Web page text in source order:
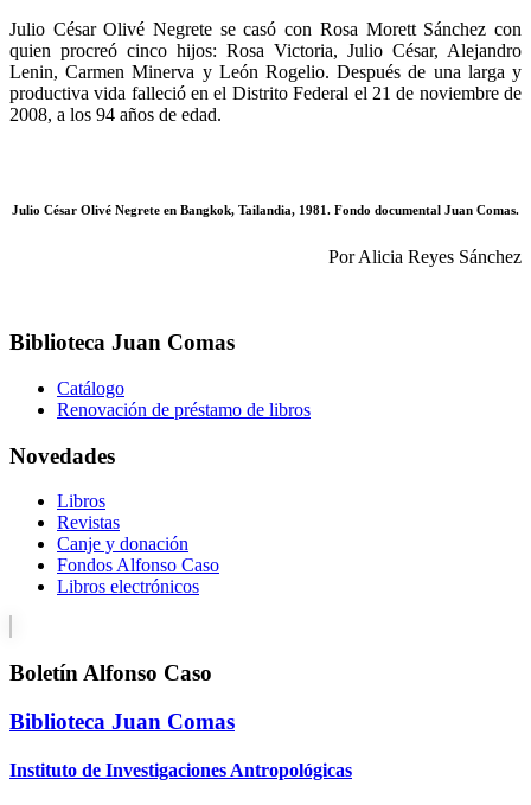
Julio César Olivé Negrete se casó con Rosa Morett Sánchez con
quien procreó cinco hijos: Rosa Victoria, Julio César, Alejandro
Lenin, Carmen Minerva y León Rogelio. Después de una larga y
productiva vida falleció en el Distrito Federal el 21 de noviembre de
2008, a los 94 años de edad.
Julio César Olivé Negrete en Bangkok, Tailandia, 1981. Fondo documental Juan Comas.
Por Alicia Reyes Sánchez
Biblioteca Juan Comas
Catálogo
Renovación de préstamo de libros
Novedades
Libros
Revistas
Canje y donación
Fondos Alfonso Caso
Libros electrónicos
Boletín Alfonso Caso
Biblioteca Juan Comas
Instituto de Investigaciones Antropológicas